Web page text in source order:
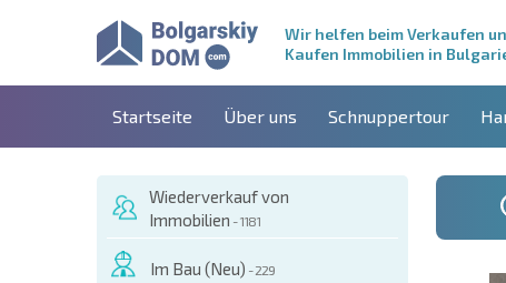
Wir helfen beim Verkaufen
Kaufen Immobilien in
Startseite Über uns Schnuppertour
Wiederverkauf von
Immobilien - 1181
Im Bau (Neu) - 229